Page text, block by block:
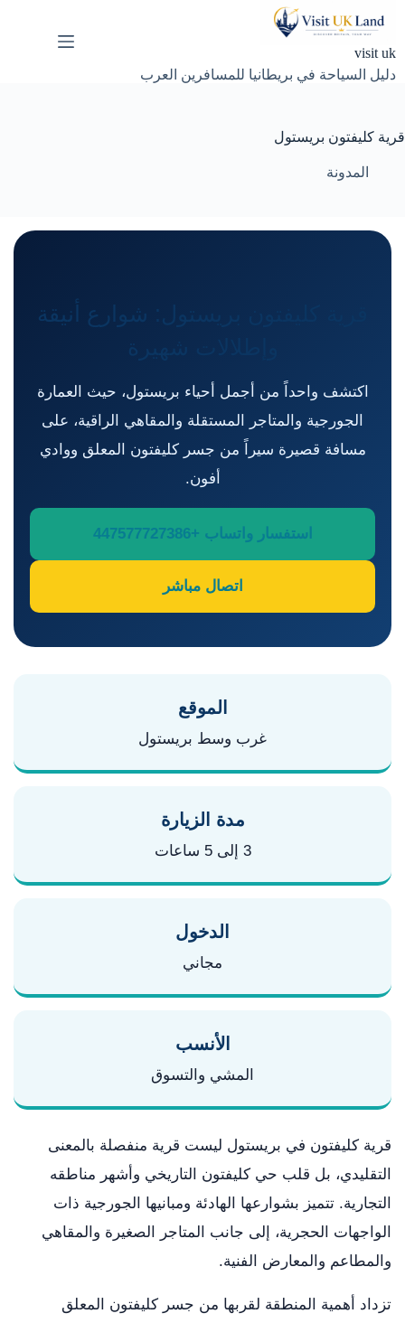
visit uk
دليل السياحة في بريطانيا للمسافرين العرب
قرية كليفتون بريستول
المدونة
قرية كليفتون بريستول: شوارع أنيقة
وإطلالات شهيرة
اكتشف واحداً من أجمل أحياء بريستول، حيث العمارة
الجورجية والمتاجر المستقلة والمقاهي الراقية، على
مسافة قصيرة سيراً من جسر كليفتون المعلق ووادي
أفون.
استفسار واتساب +447577727386
اتصال مباشر
الموقع
غرب وسط بريستول
مدة الزيارة
3 إلى 5 ساعات
الدخول
مجاني
الأنسب
المشي والتسوق
قرية كليفتون في بريستول ليست قرية منفصلة بالمعنى
التقليدي، بل قلب حي كليفتون التاريخي وأشهر مناطقه
التجارية. تتميز بشوارعها الهادئة ومبانيها الجورجية ذات
الواجهات الحجرية، إلى جانب المتاجر الصغيرة والمقاهي
والمطاعم والمعارض الفنية.
تزداد أهمية المنطقة لقربها من جسر كليفتون المعلق